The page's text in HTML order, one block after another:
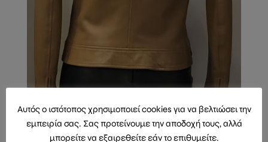
Αυτός ο ιστότοπος χρησιμοποιεί cookies για να βελτιώσει την
εμπειρία σας. Σας προτείνουμε την αποδοχή τους, αλλά
μπορείτε να εξαιρεθείτε εάν το επιθυμείτε.